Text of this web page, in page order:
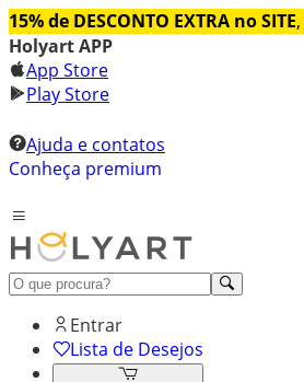
15% de DESCONTO EXTRA no SITE
Holyart APP
App Store
Play Store
Ajuda e contatos
Conheça premium
Entrar
Lista de Desejos